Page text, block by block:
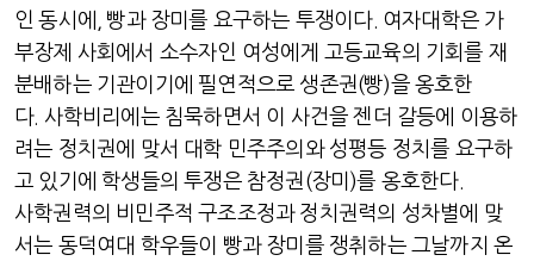
인 동시에
빵과 장미를 요구하는 투쟁이다. 여자대학은 가
부장제 사회에서 소수자인 여성에게 고등교육의 기회를 재
분배하는 기관이기에 필연적으로 생존권(빵)을 옹호한
다. 사학비리에는 침묵하면서 이 사건을 젠더 갈등에 이용하
려는 정치권에 맞서 대학 민주주의와 성평등 정치를 요구하
고 있기에 학생들의 투쟁은 참정권(장미 )를 옹호한다.
사학권력의 비민주적 구조조정과 정치권력의 성차별에 맞
서는 동덕여대 학우들이 빵과 장미를 쟁취하는 그날까지 온